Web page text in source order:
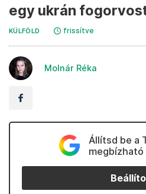
egy ukrán
KÜLFÖLD frissítve
Molnár Réka
Állítsd be a
megbízható